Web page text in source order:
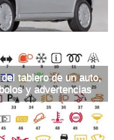
tablero de un auto,
y advertencias